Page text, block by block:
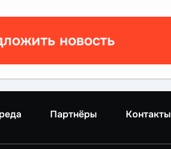
новость
Партнёры Контакты